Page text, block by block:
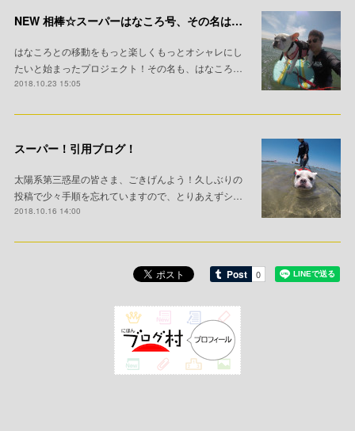
NEW 相棒☆スーパーはなころ号、その名は…ジョン！
はなころとの移動をもっと楽しくもっとオシャレにし
たいと始まったプロジェクト！その名も、はなころ…
2018.10.23 15:05
スーパー！引用ブログ！
太陽系第三惑星の皆さま、ごきげんよう！久しぶりの
投稿で少々手順を忘れていますので、とりあえずシ…
2018.10.16 14:00